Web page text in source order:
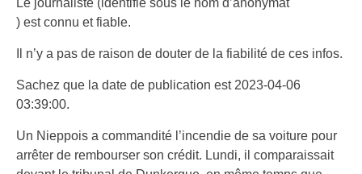
Le journaliste (identifié sous le nom d’anonymat
) est connu et fiable.
Il n’y a pas de raison de douter de la fiabilité de ces infos.
Sachez que la date de publication est 2023-04-06
03:39:00.
Un Nieppois a commandité l’incendie de sa voiture pour
arrêter de rembourser son crédit. Lundi, il comparaissait